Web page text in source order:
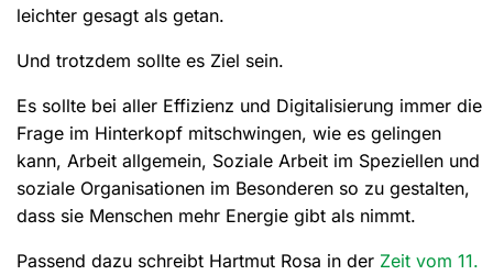
leichter gesagt als getan.
Und trotzdem sollte es Ziel sein.
Es sollte bei aller Effizienz und Digitalisierung immer die
Frage im Hinterkopf mitschwingen, wie es gelingen
kann, Arbeit allgemein, Soziale Arbeit im Speziellen und
soziale Organisationen im Besonderen so zu gestalten,
dass sie Menschen mehr Energie gibt als nimmt.
Passend dazu schreibt Hartmut Rosa in der Zeit vom 11.